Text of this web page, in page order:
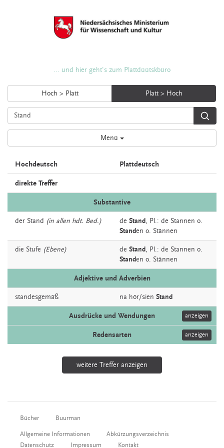
... und hier geht's zum Plattdüütskbüro
Hoch > Platt Platt > Hoch
Menü
Hochdeutsch Plattdeutsch
direkte Treffer
Substantive
der Stand (in allen hdt. Bed.) de Stand, Pl.: de Stannen o.
Standen o. Stännen
die Stufe (Ebene) de Stand, Pl.: de Stannen o.
Standen o. Stännen
Adjektive und Adverbien
standesgemäß na hör/sien Stand
Ausdrücke und Wendungen anzeigen
Redensarten anzeigen
weitere Treffer anzeigen
Bücher Buurman
Allgemeine Informationen
Abkürzungsverzeichnis
Datenschutz
Impressum Kontakt